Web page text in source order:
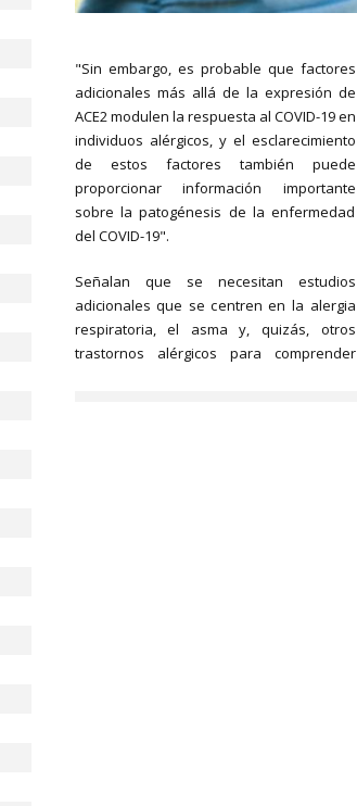
"Sin embargo, es probable que factores
adicionales más allá de la expresión de
ACE2 modulen la respuesta al COVID-19 en
individuos alérgicos, y el esclarecimiento
de estos factores también puede
proporcionar información importante
sobre la patogénesis de la enfermedad
del COVID-19".
Señalan que se necesitan estudios
adicionales que se centren en la alergia
respiratoria, el asma y, quizás, otros
trastornos alérgicos para comprender